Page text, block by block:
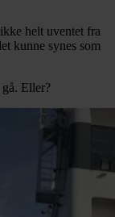
helt uventet fra
kunne synes som
Eller?